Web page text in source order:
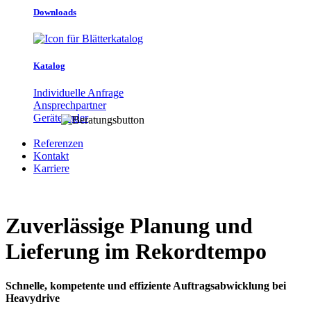
Downloads
Katalog
Individuelle Anfrage
Ansprechpartner
Gerätefinder
Referenzen
Kontakt
Karriere
Zuverlässige Planung und
Lieferung im Rekordtempo
Schnelle, kompetente und effiziente Auftragsabwicklung bei
Heavydrive